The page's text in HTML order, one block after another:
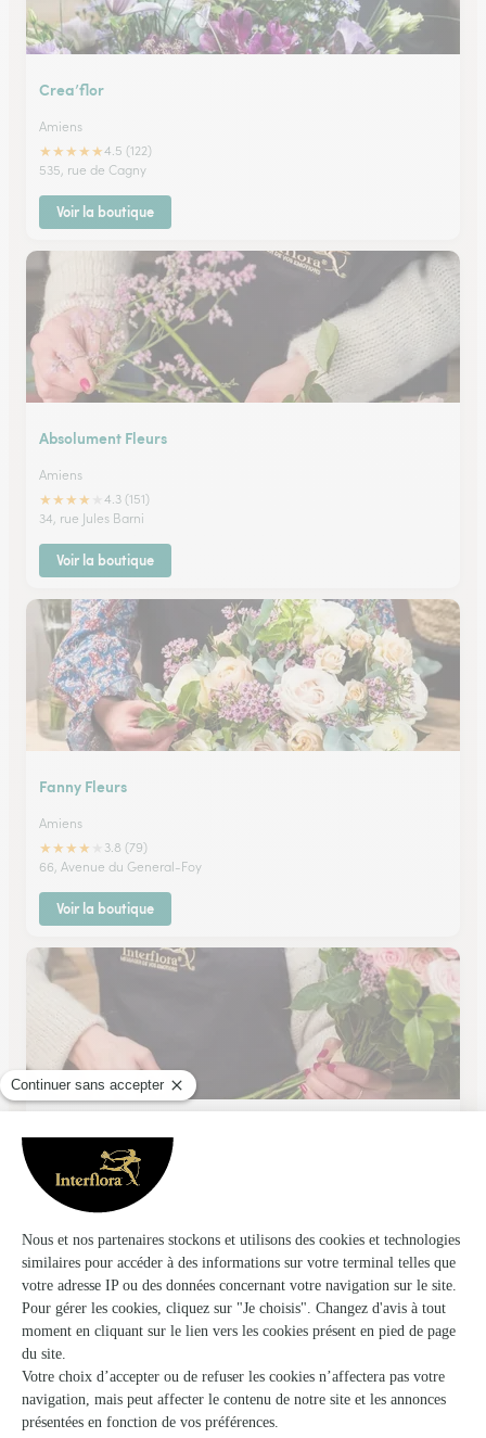
Crea’flor
Amiens
★★★★★4.5 (122)
535, rue de Cagny
Voir la boutique
Absolument Fleurs
Amiens
★★★★
4.3 (151)
34, rue Jules Barni
Voir la boutique
Fanny Fleurs
Amiens
★★★★
3.8 (79)
66, Avenue du General-Foy
Voir la boutique
L’amaryllis
Ailly Sur Noye
★★
4.8 (56)
28, rue Saint Martin
Voir la boutique